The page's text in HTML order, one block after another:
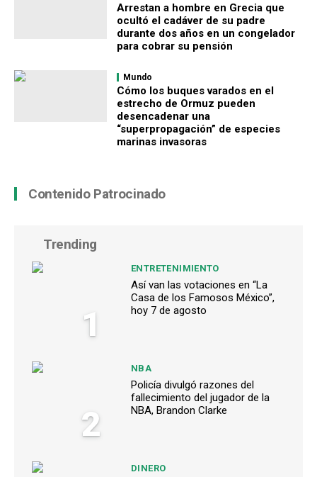
Arrestan a hombre en Grecia que
ocultó el cadáver de su padre
durante dos años en un congelador
para cobrar su pensión
Mundo
Cómo los buques varados en el
estrecho de Ormuz pueden
desencadenar una
“superpropagación” de especies
marinas invasoras
Contenido Patrocinado
Trending
1
ENTRETENIMIENTO
Así van las votaciones en “La
Casa de los Famosos México”,
hoy 7 de agosto
2
NBA
Policía divulgó razones del
fallecimiento del jugador de la
NBA, Brandon Clarke
DINERO